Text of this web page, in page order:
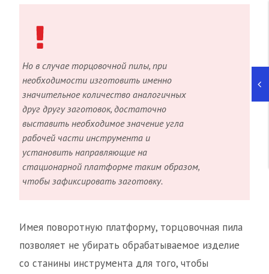
Но в случае торцовочной пилы, при
необходимости изготовить именно
значительное количество аналогичных
друг другу заготовок, достаточно
выставить необходимое значение угла
рабочей части инструмента и
установить направляющие на
стационарной платформе таким образом,
чтобы зафиксировать заготовку.
Имея поворотную платформу, торцовочная пила
позволяет не убирать обрабатываемое изделие
со станины инструмента для того, чтобы